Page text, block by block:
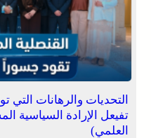
التحديات والرهانات التي
تفيعل الإرادة السياسية
العلمي)